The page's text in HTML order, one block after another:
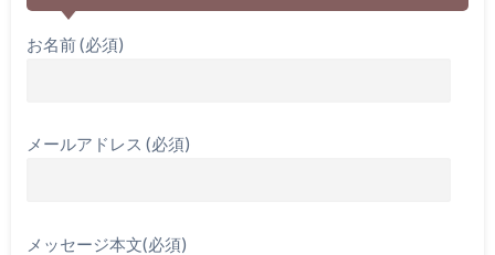
お名前 (必須)
メールアドレス (必須)
メッセージ本文(必須)